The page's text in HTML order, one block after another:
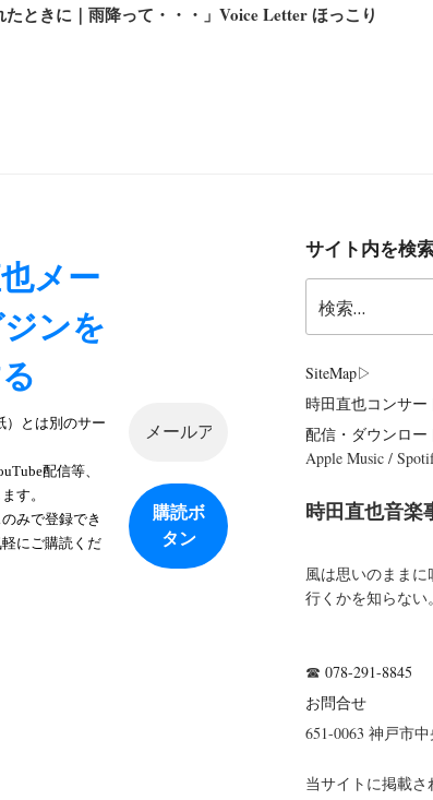
たときに｜雨降って・・・」Voice Letter ほっこり
メー
ンを
）とは別のサー
配信等、
す。
みで登録でき
にご購読くだ
サイト内を検
索:
SiteMap▷
時田直也コンサー
配信・ダウンロ
Apple Music /
時田直也音楽
風は思いのまま
行くかを知らない
☎ 078-291-8845
お問合せ
651-0063 神戸市
当サイトに掲載